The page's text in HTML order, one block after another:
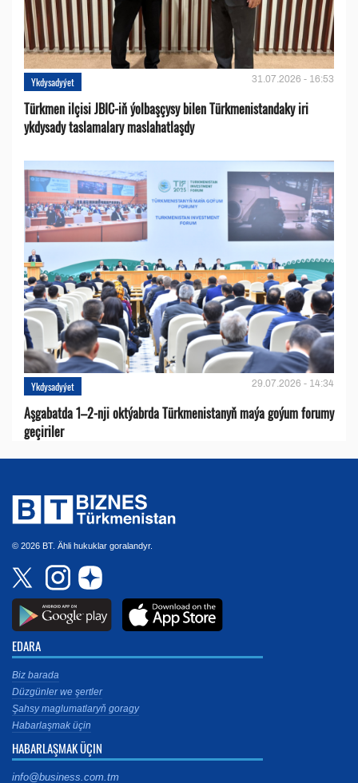
Ykdysadyýet 31.07.2026 - 16:53
Türkmen ilçisi JBIC-iň ýolbaşçysy bilen Türkmenistandaky iri
ykdysady taslamalary maslahatlaşdy
Ykdysadyýet 29.07.2026 - 14:34
Aşgabatda 1–2-nji oktýabrda Türkmenistanyň maýa goýum forumy
geçiriler
© 2026 BT. Ähli hukuklar goralandyr.
EDARA
Biz barada
Düzgünler we şertler
Şahsy maglumatlaryň goragy
Habarlaşmak üçin
HABARLAŞMAK ÜÇIN
info@business.com.tm